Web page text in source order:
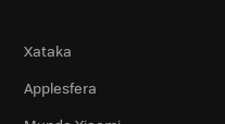
Xataka
Applesfera